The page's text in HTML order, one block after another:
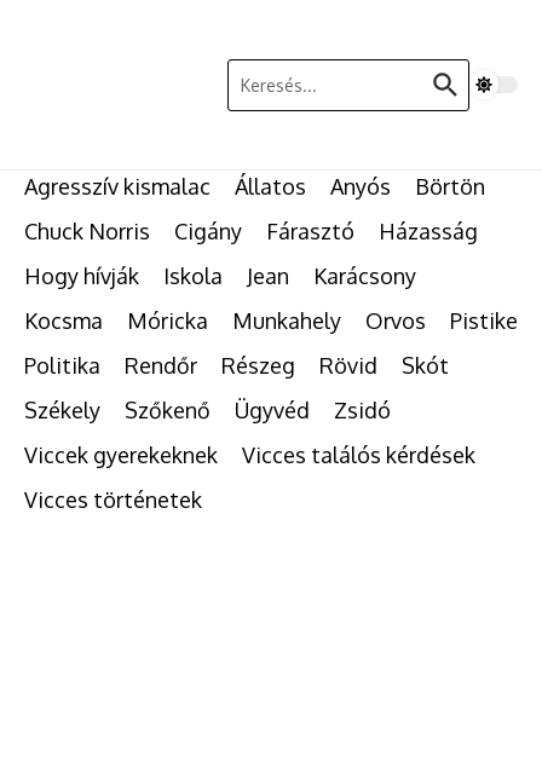
Keresés:
Agresszív kismalac Állatos Anyós
Börtön
Chuck Norris
Cigány Fárasztó
Házasság
Hogy hívják
Iskola Jean
Karácsony
Kocsma
Móricka Munkahely Orvos
Pistike
Politika
Rendőr Részeg Rövid
Skót
Székely
Szőkenő Ügyvéd
Zsidó
Viccek gyerekeknek
Vicces találós kérdések
Vicces történetek